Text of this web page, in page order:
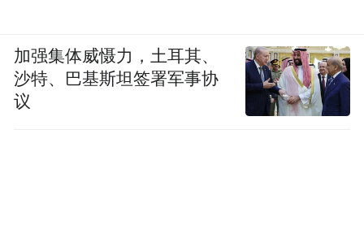
加强集体威慑力，土耳其、
沙特、巴基斯坦签署军事协
议